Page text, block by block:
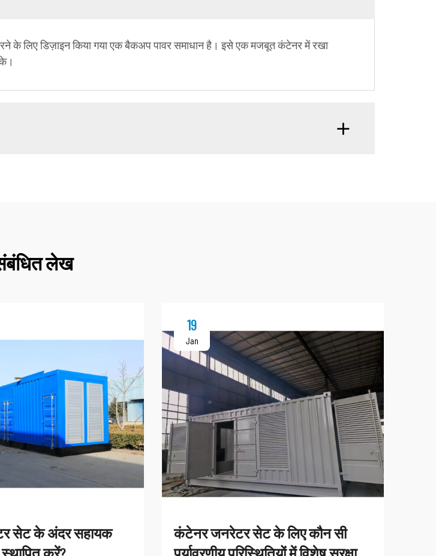
के लिए डिज़ाइन किया गया एक बैकअप पावर समाधान है। इसे एक मजबूत कंटेनर में रखा
लेख
सेट के अंदर सहायक
19
Jan
कंटेनर जनरेटर सेट के लिए कौन सी